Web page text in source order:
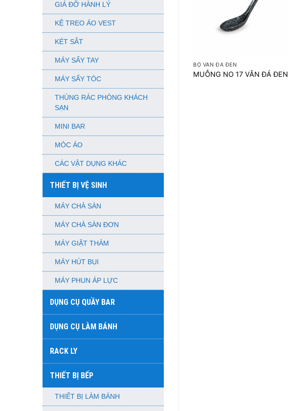
GIÁ ĐỠ HÀNH LÝ
KỆ TREO ÁO VEST
KÉT SẮT
MÁY SẤY TAY
MÁY SẤY TÓC
THÙNG RÁC PHÒNG KHÁCH
SẠN
MINI BAR
MÓC ÁO
CÁC VẬT DỤNG KHÁC
THIẾT BỊ VỆ SINH
MÁY CHÀ SÀN
MÁY CHÀ SÀN ĐƠN
MÁY GIẶT THẢM
MÁY HÚT BỤI
MÁY PHUN ÁP LỰC
DỤNG CỤ QUẦY BAR
DỤNG CỤ LÀM BÁNH
RACK LY
THIẾT BỊ BẾP
THIẾT BỊ LÀM BÁNH
BỘ VÂN ĐÁ ĐEN
MUỖNG NO 17 VÂN ĐÁ ĐEN